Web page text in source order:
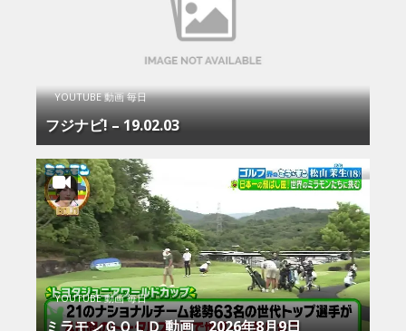
YOUTUBE 動画 毎日
フジナビ! – 19.02.03
YOUTUBE 動画 毎日
ミラモンＧＯＬＤ 動画 2026年8月9日